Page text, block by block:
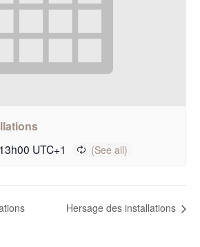
13h00 UTC+1
Hersage des installations